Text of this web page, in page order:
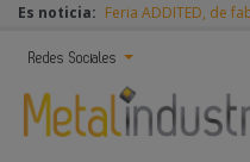
Es noticia: Feria ADDITED, de
Redes Sociales